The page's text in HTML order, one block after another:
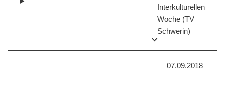
Interkulturellen
Woche (TV
Schwerin)
07.09.2018
–